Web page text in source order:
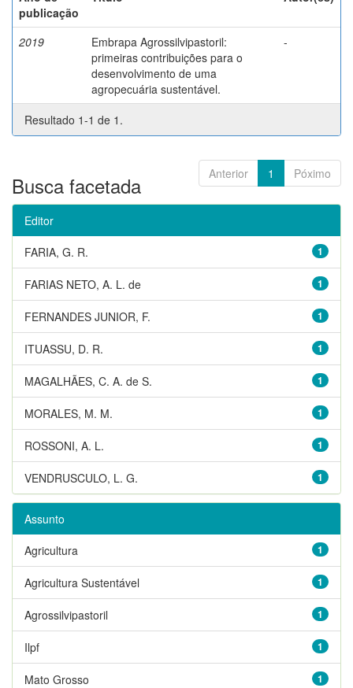
publicação
2019
Embrapa Agrossilvipastoril:
primeiras contribuições para o
desenvolvimento de uma
agropecuária sustentável.
-
Resultado 1-1 de 1.
Anterior 1 Póximo
Busca facetada
Editor
1
FARIA, G. R.
1
FARIAS NETO, A. L. de
1
FERNANDES JUNIOR, F.
1
ITUASSU, D. R.
1
MAGALHÃES, C. A. de S.
1
MORALES, M. M.
1
ROSSONI, A. L.
1
VENDRUSCULO, L. G.
Assunto
1
Agricultura
1
Agricultura Sustentável
1
Agrossilvipastoril
1
Ilpf
1
Mato Grosso